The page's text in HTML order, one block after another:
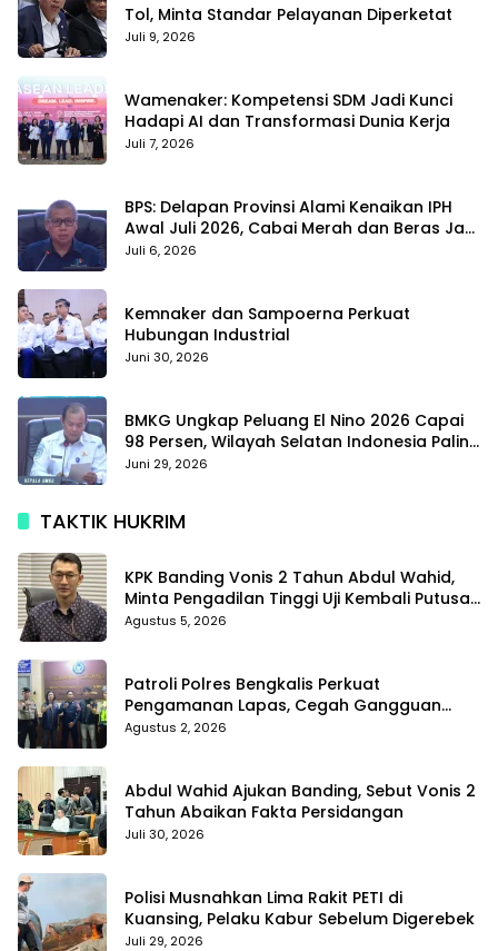
Tol, Minta Standar Pelayanan Diperketat
Juli 9, 2026
Wamenaker: Kompetensi SDM Jadi Kunci
Hadapi AI dan Transformasi Dunia Kerja
Juli 7, 2026
BPS: Delapan Provinsi Alami Kenaikan IPH
Awal Juli 2026, Cabai Merah dan Beras Jadi
Pemicu
Juli 6, 2026
Kemnaker dan Sampoerna Perkuat
Hubungan Industrial
Juni 30, 2026
BMKG Ungkap Peluang El Nino 2026 Capai
98 Persen, Wilayah Selatan Indonesia Paling
Terdampak
Juni 29, 2026
TAKTIK HUKRIM
KPK Banding Vonis 2 Tahun Abdul Wahid,
Minta Pengadilan Tinggi Uji Kembali Putusan
Tipikor
Agustus 5, 2026
Patroli Polres Bengkalis Perkuat
Pengamanan Lapas, Cegah Gangguan
Kamtib Sejak Dini
Agustus 2, 2026
Abdul Wahid Ajukan Banding, Sebut Vonis 2
Tahun Abaikan Fakta Persidangan
Juli 30, 2026
Polisi Musnahkan Lima Rakit PETI di
Kuansing, Pelaku Kabur Sebelum Digerebek
Juli 29, 2026